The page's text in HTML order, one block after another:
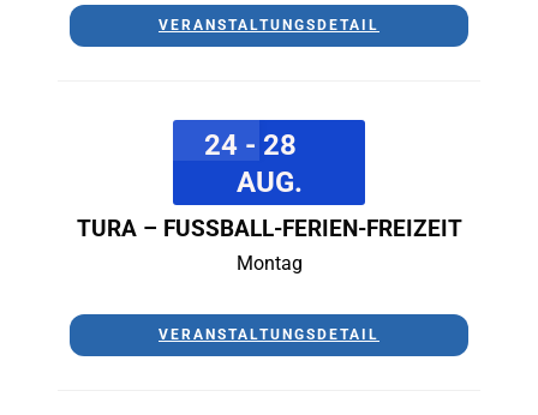
VERANSTALTUNGSDETAIL
24 - 28
AUG.
TURA – FUSSBALL-FERIEN-FREIZEIT
Montag
VERANSTALTUNGSDETAIL